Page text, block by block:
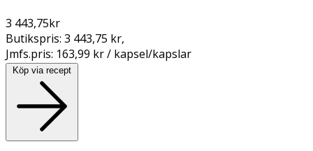
3 443,75kr
Butikspris: 3 443,75 kr,
Jmfs.pris: 163,99 kr / kapsel/kapslar
Köp via recept